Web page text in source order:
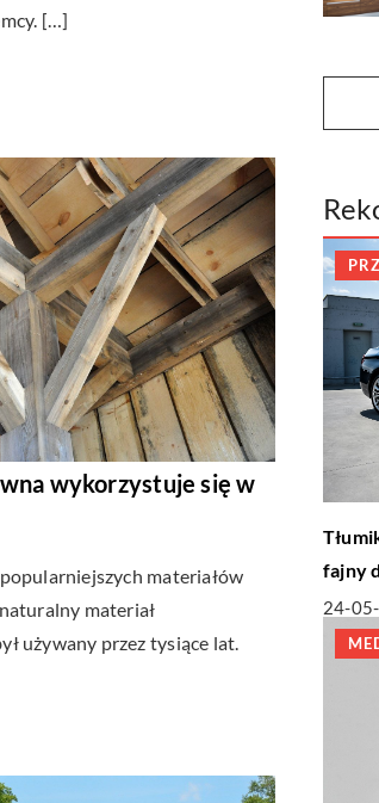
[…]
wykorzystuje się w
materiałów
materiał
używany przez tysiące lat.
fajny
24-